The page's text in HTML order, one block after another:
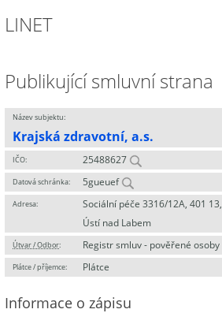
LINET
Publikující smluvní strana
Název subjektu:
Krajská zdravotní, a.s.
IČO: 25488627
Datová schránka: 5gueuef
Adresa:
Sociální péče 3316/12A, 401 13,
Ústí nad Labem
Útvar / Odbor: Registr smluv - pověřené osoby
Plátce / příjemce: Plátce
Informace o zápisu